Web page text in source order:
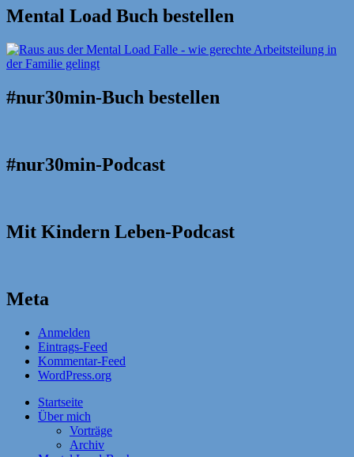
Mental Load Buch bestellen
#nur30min-Buch bestellen
#nur30min-Podcast
Mit Kindern Leben-Podcast
Meta
Anmelden
Eintrags-Feed
Kommentar-Feed
WordPress.org
Startseite
Über mich
Vorträge
Archiv